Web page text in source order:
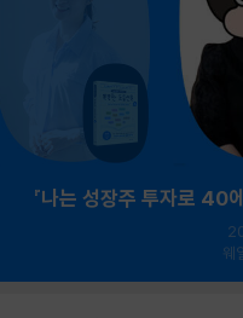
『나는 성장주 투자로 40
웨